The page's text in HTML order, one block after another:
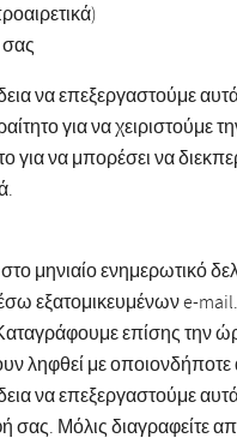
να επεξεργαστούμε
για να
για να μπορέσει να
μηνιαίο ενημερωτικό
εξατομικευμένων e-mail.
επίσης την
ληφθεί με
να επεξεργαστούμε
σας. Μόλις